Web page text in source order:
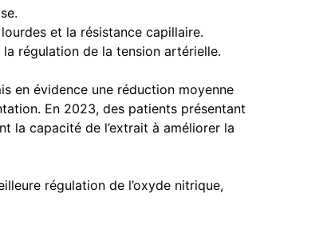
et la résistance capillaire.
la régulation de la tension artérielle.
en évidence une réduction moyenne
En 2023, des patients présentant
la capacité de l’extrait à améliorer la
régulation de l’oxyde nitrique,